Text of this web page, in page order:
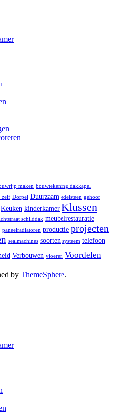
maken bouwtekening dakkapel
zelf Dorpel Duurzaam edelsteen gehoor
Keuken kinderkamer Klussen
schilddak meubelrestauratie
paneelradiatoren productie projecten
sealmachines soorten systeem telefoon
Verbouwen vloeren Voordelen
by ThemeSphere.